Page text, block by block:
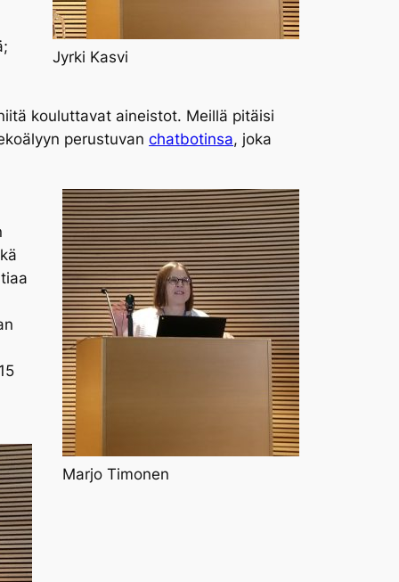
Jyrki Kasvi
kouluttavat aineistot. Meillä pitäisi
perustuvan chatbotinsa, joka
Marjo Timonen